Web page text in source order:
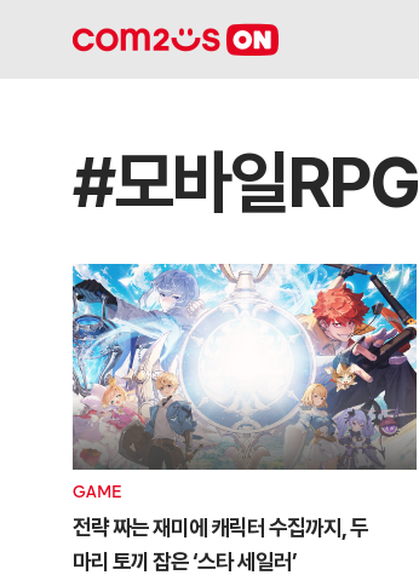
#모바일RPG
GAME
전략 짜는 재미에 캐릭터 수집까지, 두
마리 토끼 잡은 ‘스타 세일러’